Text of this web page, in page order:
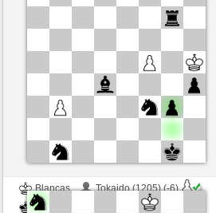
Blancas
Tokaido (1205) (-6)
Negras
toshila (1463) (+6)